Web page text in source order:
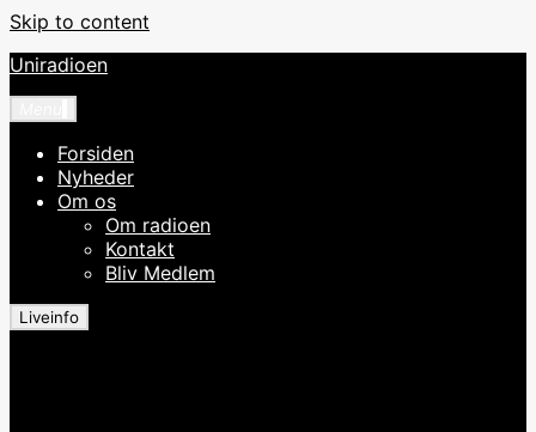
Skip to content
Uniradioen
Forsiden
Nyheder
Om os
Om radioen
Kontakt
Bliv Medlem
Liveinfo